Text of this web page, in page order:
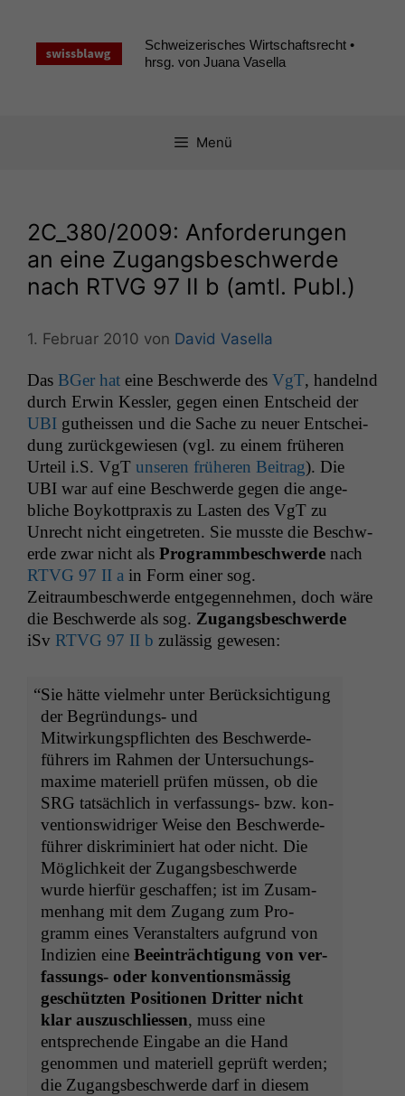
springen
Schweizerisches Wirtschaftsrecht •
hrsg. von Juana Vasella
Menü
2C_380/2009: Anforderungen
an eine Zugangsbeschwerde
nach RTVG 97 II b (amtl. Publ.)
1. Februar 2010 von David Vasella
Das BGer hat eine Beschw­erde des VgT, han­del­nd
durch Erwin Kessler, gegen einen Entscheid der
UBI gutheis­sen und die Sache zu neuer Entschei­
dung zurück­gewiesen (vgl. zu einem früheren
Urteil i.S. VgT unseren früheren Beitrag). Die
UBI war auf eine Beschw­erde gegen die ange­
bliche Boykottprax­is zu Las­ten des VgT zu
Unrecht nicht einge­treten. Sie musste die Beschw­
erde zwar nicht als Pro­grammbeschw­erde nach
RTVG 97 II a in Form ein­er sog.
Zeitraumbeschw­erde ent­ge­gen­nehmen, doch wäre
die Beschw­erde als sog. Zugangs­beschw­erde
iSv RTVG 97 II b zuläs­sig gewesen:
“Sie hätte vielmehr unter Berück­sich­ti­gung
der Begrün­dungs- und
Mitwirkungspflicht­en des Beschw­erde­
führers im Rah­men der Unter­suchungs­
maxime materiell prüfen müssen, ob die
SRG tat­säch­lich in ver­fas­sungs- bzw. kon­
ven­tion­swidriger Weise den Beschw­erde­
führer diskri­m­iniert hat oder nicht. Die
Möglichkeit der Zugangs­beschw­erde
wurde hier­für geschaf­fen; ist im Zusam­
men­hang mit dem Zugang zum Pro­
gramm eines Ver­anstal­ters auf­grund von
Indizien eine Beein­träch­ti­gung von ver­
fas­sungs- oder kon­ven­tion­s­mäs­sig
geschützten Posi­tio­nen Drit­ter nicht
klar auszuschliessen, muss eine
entsprechende Eingabe an die Hand
genom­men und materiell geprüft wer­den;
die Zugangs­beschw­erde darf in diesem